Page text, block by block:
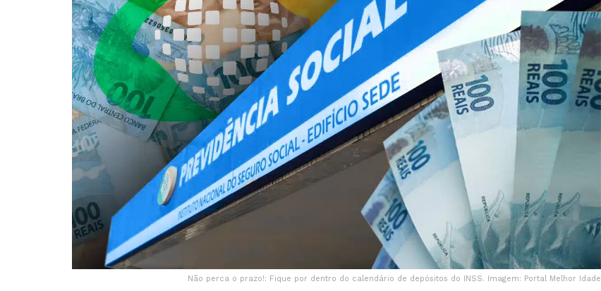
Não perca o prazo!: Fique por dentro do calendário de depósitos do INSS. Imagem: Portal Melhor Idade